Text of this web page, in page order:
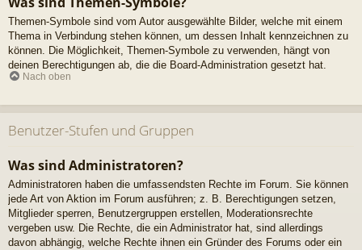
Themen-Symbole sind vom Autor ausgewählte Bilder, welche mit einem
Thema in Verbindung stehen können, um dessen Inhalt kennzeichnen zu
können. Die Möglichkeit, Themen-Symbole zu verwenden, hängt von
deinen Berechtigungen ab, die die Board-Administration gesetzt hat.
Nach oben
Benutzer-Stufen und Gruppen
Was sind Administratoren?
Administratoren haben die umfassendsten Rechte im Forum. Sie können
jede Art von Aktion im Forum ausführen; z. B. Berechtigungen setzen,
Mitglieder sperren, Benutzergruppen erstellen, Moderationsrechte
vergeben usw. Die Rechte, die ein Administrator hat, sind allerdings
davon abhängig, welche Rechte ihnen ein Gründer des Forums oder ein